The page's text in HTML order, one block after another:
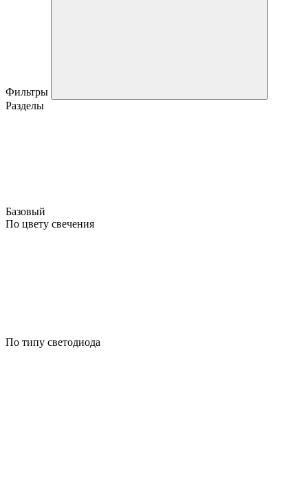
Фильтры
Разделы
Базовый
По цвету свечения
По типу светодиода